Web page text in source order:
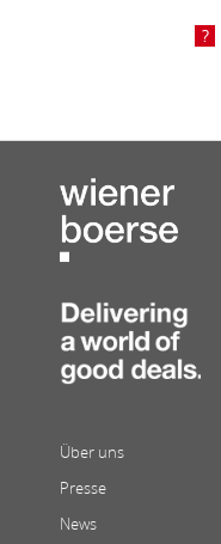
Über uns
Presse
News